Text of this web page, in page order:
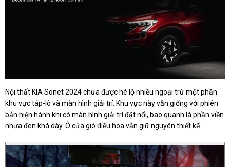
Nội thất KIA Sonet 2024 chưa được hé lộ nhiều ngoại trừ một phần
khu vực táp-lô và màn hình giải trí. Khu vực này vẫn giống với phiên
bản hiện hành khi có màn hình giải trí đặt nổi, bao quanh là phần viền
nhựa đen khá dày. Ô cửa gió điều hòa vẫn giữ nguyên thiết kế.